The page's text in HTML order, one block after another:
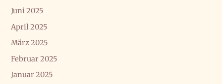
Juni 2025
April 2025
März 2025
Februar 2025
Januar 2025